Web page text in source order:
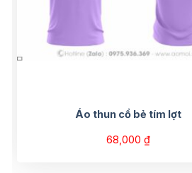
Áo thun cổ bẻ tím lợt
68,000 ₫